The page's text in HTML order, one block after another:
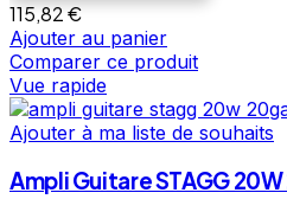
115,82€
Ajouter au panier
Comparer ce produit
Vue rapide
Ajouter à ma liste de souhaits
Ampli Guitare STAGG 20W